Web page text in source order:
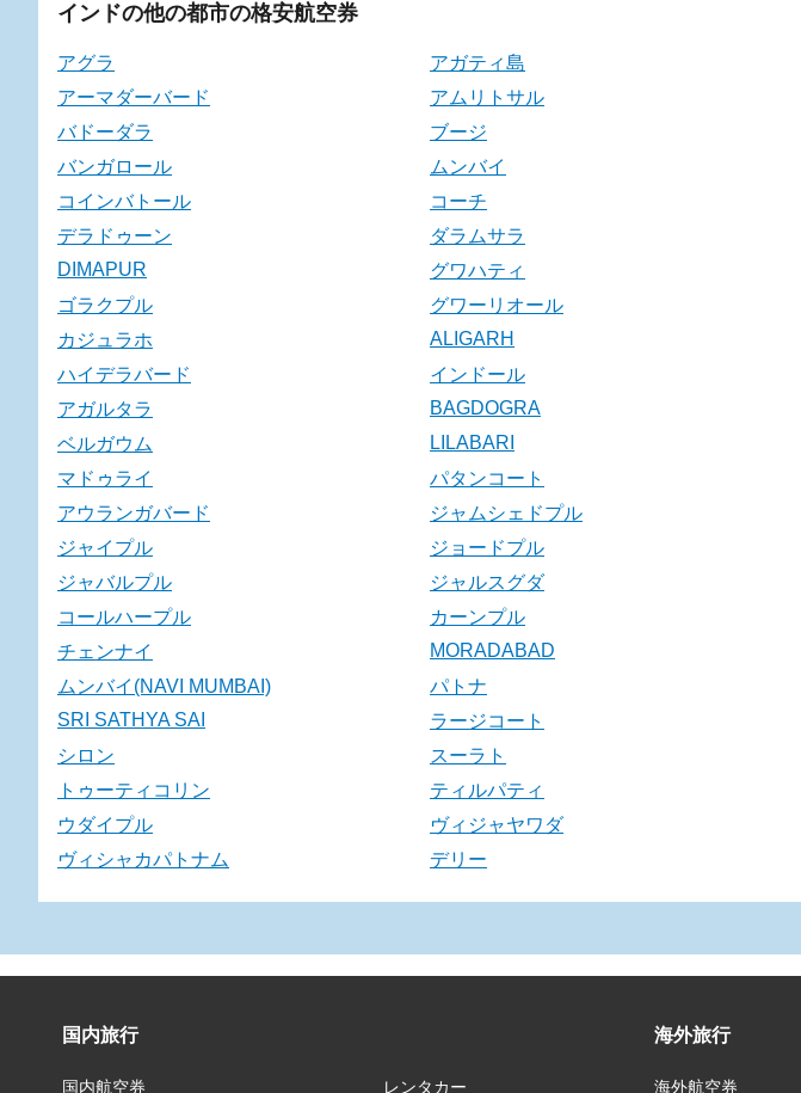
インドの他の都市の格安航空券
アグラ アガティ島
アーマダーバード
アムリトサル
バドーダラ
ブージ
バンガロール
ムンバイ
コインバトール
コーチ
デラドゥーン
ダラムサラ
DIMAPUR
グワハティ
ゴラクプル
グワーリオール
カジュラホ
ALIGARH
ハイデラバード
インドール
アガルタラ
BAGDOGRA
ベルガウム
LILABARI
マドゥライ
パタンコート
アウランガバード
ジャムシェドプル
ジャイプル
ジョードプル
ジャバルプル
ジャルスグダ
コールハープル
カーンプル
チェンナイ
MORADABAD
ムンバイ(NAVI MUMBAI)
パトナ
SRI SATHYA SAI
ラージコート
シロン
スーラト
トゥーティコリン
ティルパティ
ウダイプル
ヴィジャヤワダ
ヴィシャカパトナム
デリー
国内旅行
国内航空券 レンタカー
海外旅行
海外航空券